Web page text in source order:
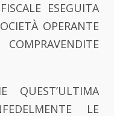
ESEGUITA
OPERANTE
QUEST’ULTIMA
LE